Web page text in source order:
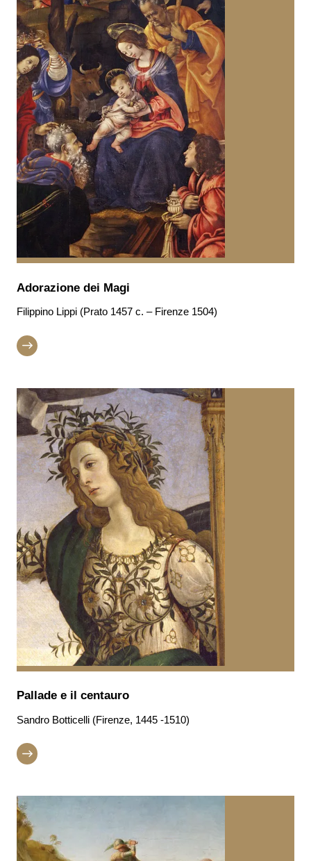
Adorazione dei Magi
Filippino Lippi (Prato 1457 c. – Firenze 1504)
Pallade e il centauro
Sandro Botticelli (Firenze, 1445 -1510)